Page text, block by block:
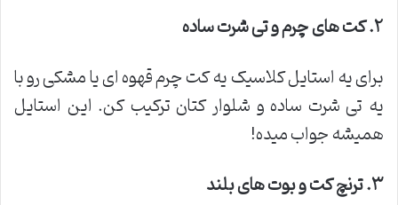
۲.کت های چرم و تی شرت ساده
برای یه استایل کلاسیک یه کت چرم قهوه ای یا مشکی رو با
یه تی شرت ساده و شلوار کتان ترکیب کن. این استایل
همیشه جواب میده!
۳.ترنچ کت و بوت های بلند